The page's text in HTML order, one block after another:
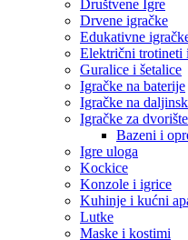
Društvene Igre
Drvene igračke
Edukativne
Električni trotineti
Guralice i šetalice
Igračke na baterije
Igračke na
‎Igračke za dvorište
Bazeni i
Igre uloga
Kockice
Konzole i igrice
Kuhinje i kućni
Lutke
Maske i kostimi